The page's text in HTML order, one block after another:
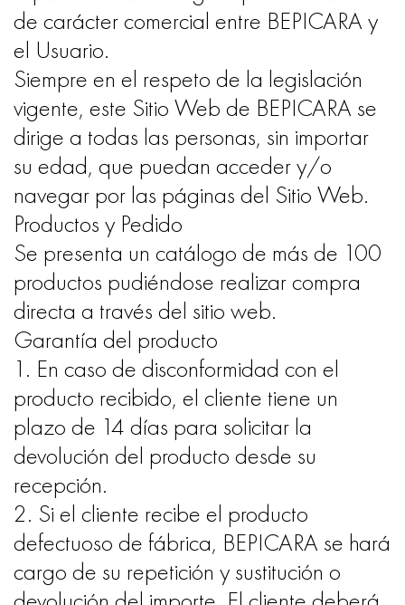
de carácter comercial entre BEPICARA y
el Usuario.
Siempre en el respeto de la legislación
vigente, este Sitio Web de BEPICARA se
dirige a todas las personas, sin importar
su edad, que puedan acceder y/o
navegar por las páginas del Sitio Web.
Productos y Pedido
Se presenta un catálogo de más de 100
productos pudiéndose realizar compra
directa a través del sitio web.
Garantía del producto
1. En caso de disconformidad con el
producto recibido, el cliente tiene un
plazo de 14 días para solicitar la
devolución del producto desde su
recepción.
2. Si el cliente recibe el producto
defectuoso de fábrica, BEPICARA se hará
cargo de su repetición y sustitución o